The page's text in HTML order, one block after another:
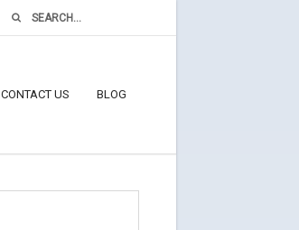
CONTACT US BLOG